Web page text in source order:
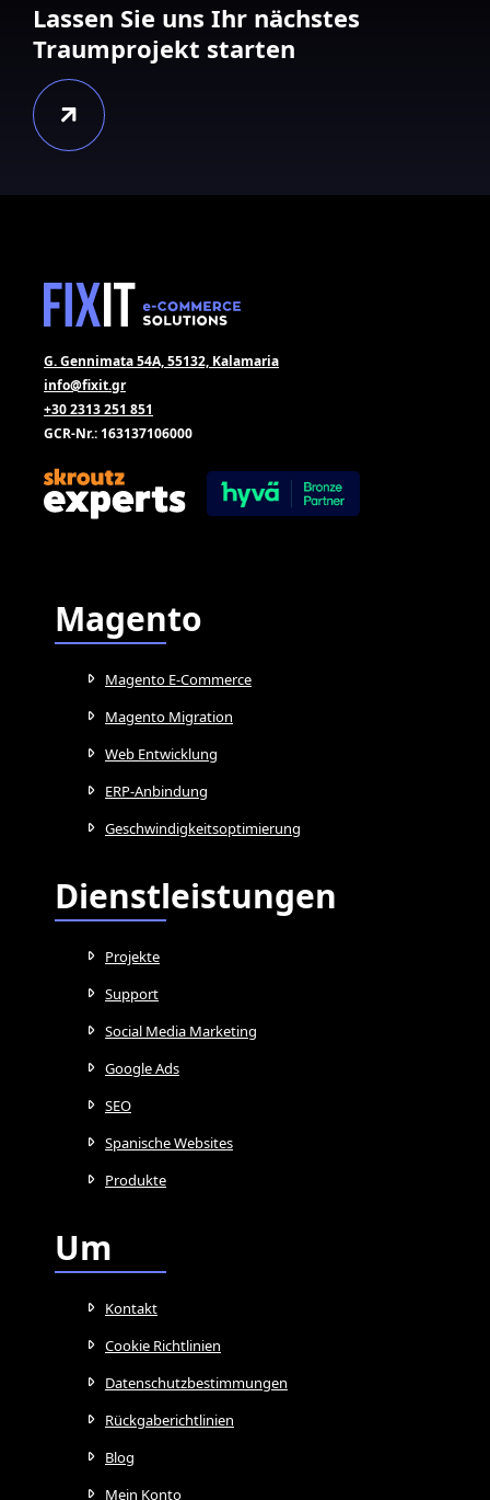
Lassen Sie uns Ihr nächstes
Traumprojekt starten
G. Gennimata 54A, 55132, Kalamaria
info@fixit.gr
+30 2313 251 851
GCR-Nr.: 163137106000
Magento
Magento E-Commerce
Magento Migration
Web Entwicklung
ERP-Anbindung
Geschwindigkeitsoptimierung
Dienstleistungen
Projekte
Support
Social Media Marketing
Google Ads
SEO
Spanische Websites
Produkte
Um
Kontakt
Cookie Richtlinien
Datenschutzbestimmungen
Rückgaberichtlinien
Blog
Mein Konto